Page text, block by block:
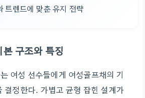
트렌드에 맞춘 유지 전략
구조와 특징
여성 선수들에게 여성골프채의 기
결정한다. 가볍고 균형 잡힌 설계가